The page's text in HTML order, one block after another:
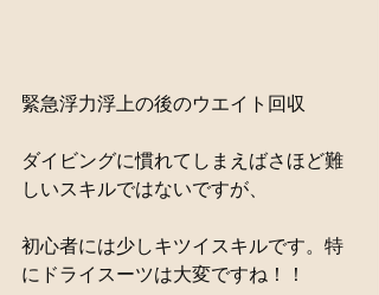
緊急浮力浮上の後のウエイト回収
ダイビングに慣れてしまえばさほど難
しいスキルではないですが、
初心者には少しキツイスキルです。特
にドライスーツは大変ですね！！